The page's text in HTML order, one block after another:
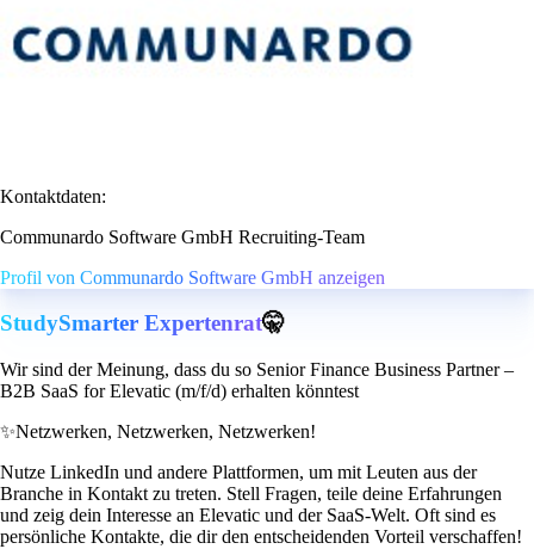
Kontaktdaten:
Communardo Software GmbH Recruiting-Team
Profil von Communardo Software GmbH anzeigen
StudySmarter Expertenrat🤫
Wir sind der Meinung, dass du so Senior Finance Business Partner –
B2B SaaS for Elevatic (m/f/d) erhalten könntest
✨Netzwerken, Netzwerken, Netzwerken!
Nutze LinkedIn und andere Plattformen, um mit Leuten aus der
Branche in Kontakt zu treten. Stell Fragen, teile deine Erfahrungen
und zeig dein Interesse an Elevatic und der SaaS-Welt. Oft sind es
persönliche Kontakte, die dir den entscheidenden Vorteil verschaffen!